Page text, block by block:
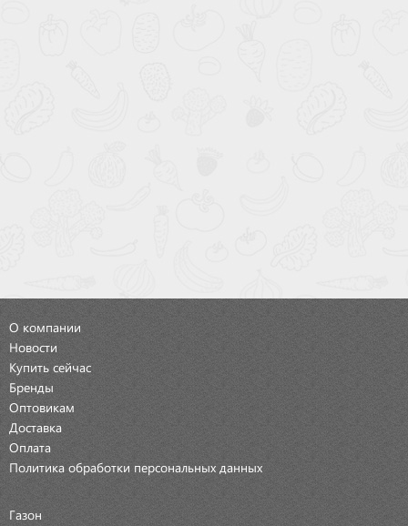
О компании
Новости
Купить сейчас
Бренды
Оптовикам
Доставка
Оплата
Политика обработки персональных данных
Газон